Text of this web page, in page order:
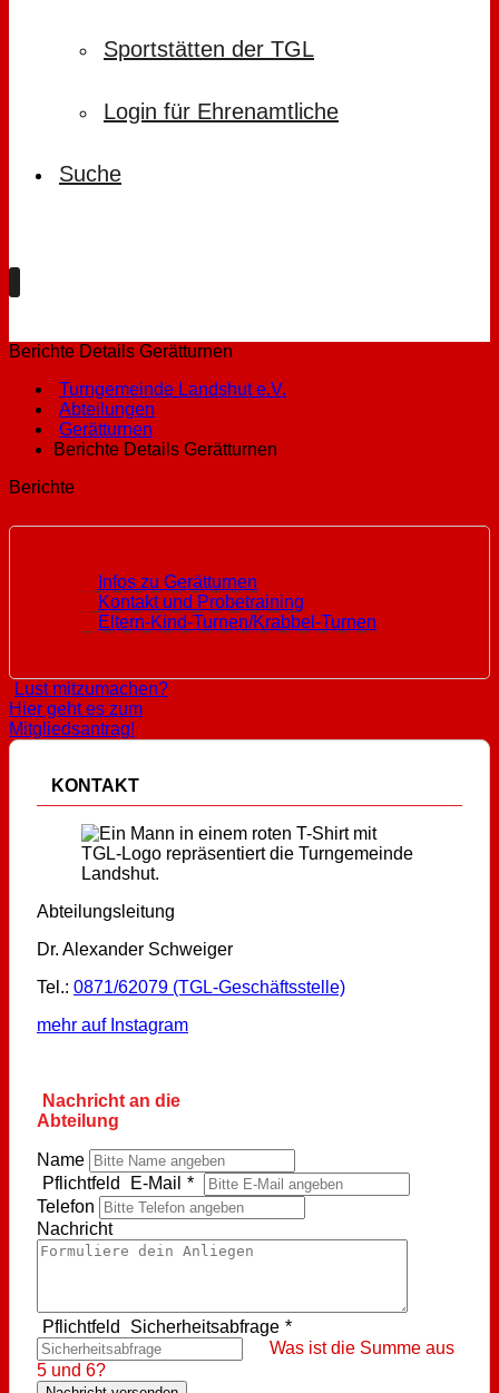
Sportstätten der TGL
Login für Ehrenamtliche
Suche
Berichte Details Gerätturnen
Turngemeinde Landshut e.V.
Abteilungen
Gerätturnen
Berichte Details Gerätturnen
Berichte
Infos zu Gerätturnen
Kontakt und Probetraining
Eltern-Kind-Turnen/Krabbel-Turnen
Lust mitzumachen?
Hier geht es zum
Mitgliedsantrag!
KONTAKT
Abteilungsleitung
Dr. Alexander Schweiger
Tel.: 0871/62079 (TGL-Geschäftsstelle)
mehr auf Instagram
Nachricht an die
Abteilung
Name
Pflichtfeld
E-Mail *
Telefon
Nachricht
Pflichtfeld Sicherheitsabfrage *
Was ist die Summe aus
5 und 6?